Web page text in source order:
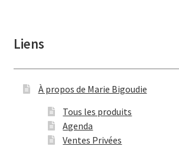
Liens
À propos de Marie Bigoudie
Tous les produits
Agenda
Ventes Privées